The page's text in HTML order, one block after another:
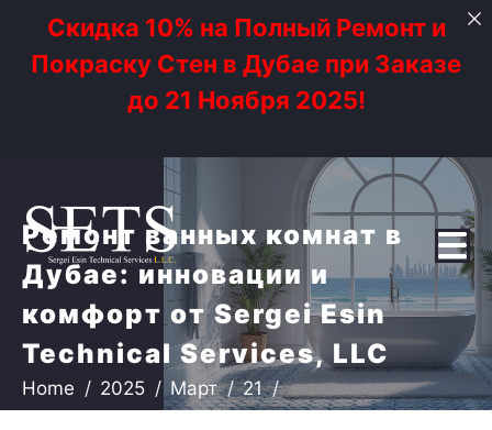
Скидка 10% на Полный Ремонт и
Покраску Стен в Дубае при Заказе
до 21 Ноября 2025!
Ремонт ванных комнат в
Дубае: инновации и
комфорт от Sergei Esin
Technical Services, LLC
Home 2025 Март
21
Ремонт ванных комнат в Дубае: инновации и